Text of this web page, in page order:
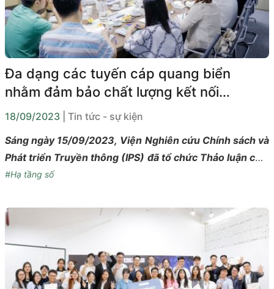
Đa dạng các tuyến cáp quang biển
nhằm đảm bảo chất lượng kết nối
internet tại Việt Nam
18/09/2023
| Tin tức - sự kiện
Sáng ngày 15/09/2023, Viện Nghiên cứu Chính sách và
Phát triển Truyền thông (IPS) đã tổ chức Thảo luận chia
sẻ chuyên môn về bối cảnh hạ tầng số quốc gia, đặc
quốc tế của Việt Nam.
#Hạ tầng số